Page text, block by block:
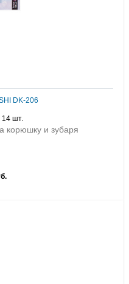
DK-206
14 шт.
корюшку и зубаря